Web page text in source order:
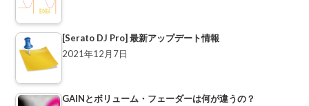
[Serato DJ Pro] 最新アップデート情報
2021年12月7日
GAINとボリューム・フェーダーは何が違うの？